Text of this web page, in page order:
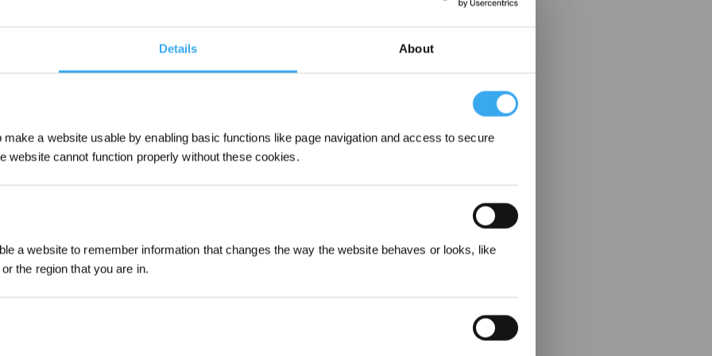
Details About
a website usable by enabling basic functions like page navigation and access to secure
website cannot function properly without these cookies.
a website to remember information that changes the way the website behaves or looks, like
the region that you are in.
robot fait un bruit anormal. Une
normal. De plus, desobstructions
endommagés, tels que les roues, les brosses et
de nuisances sonores. Ce qu’il faut également
Inscrivez-vous et recevez